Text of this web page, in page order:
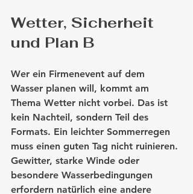
Wetter, Sicherheit
und Plan B
Wer ein Firmenevent auf dem
Wasser planen will, kommt am
Thema Wetter nicht vorbei. Das ist
kein Nachteil, sondern Teil des
Formats. Ein leichter Sommerregen
muss einen guten Tag nicht ruinieren.
Gewitter, starke Winde oder
besondere Wasserbedingungen
erfordern natürlich eine andere